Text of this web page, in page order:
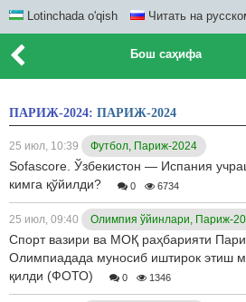
Lotinchada o'qish Читать на
Бош саҳифа
ПАРИЖ-2024: ПАРИЖ-2024
25 июл, 10:39 Футбол, Париж-2024
Sofascore. Ўзбекистон — Испания
кимга қўйилди?
0 6734
25 июл, 09:40 Олимпия ўйинлари, Париж-
Спорт вазири ва МОҚ раҳбарияти
Олимпиадада муносиб иштирок этиш
қилди (ФОТО)
0 1346